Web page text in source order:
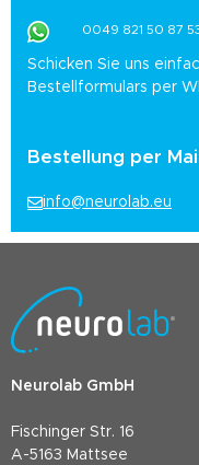
0049 821 50 87
Schicken Sie uns
Bestellformulars per
Bestellung per Mail
info@neurolab.eu
Neurolab GmbH
Fischinger Str. 16
A-5163 Mattsee